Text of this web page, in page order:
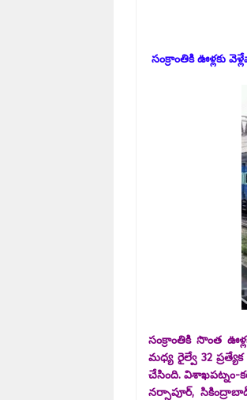
సంక్రాంతికి ఊళ్లకు
సంక్రాంతికి సొంత
మధ్య రైల్వే 32
చేసింది. విశాఖపట్నం-
నర్సాపూర్‌,